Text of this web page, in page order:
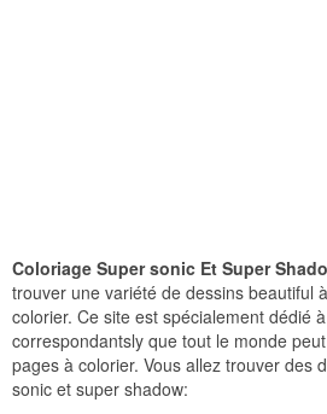
Coloriage Super sonic Et Super
trouver une variété de dessins beautiful
colorier. Ce site est spécialement dédié
correspondantsly que tout le monde
pages à colorier. Vous allez trouver des
sonic et super shadow: